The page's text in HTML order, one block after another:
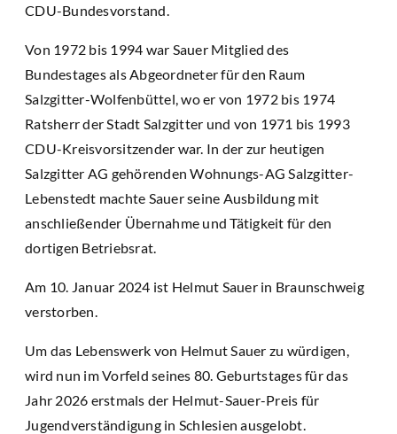
CDU-Bundesvorstand.
Von 1972 bis 1994 war Sauer Mitglied des
Bundestages als Abgeordneter für den Raum
Salzgitter-Wolfenbüttel, wo er von 1972 bis 1974
Ratsherr der Stadt Salzgitter und von 1971 bis 1993
CDU-Kreisvorsitzender war. In der zur heutigen
Salzgitter AG gehörenden Wohnungs-AG Salzgitter-
Lebenstedt machte Sauer seine Ausbildung mit
anschließender Übernahme und Tätigkeit für den
dortigen Betriebsrat.
Am 10. Januar 2024 ist Helmut Sauer in Braunschweig
verstorben.
Um das Lebenswerk von Helmut Sauer zu würdigen,
wird nun im Vorfeld seines 80. Geburtstages für das
Jahr 2026 erstmals der Helmut-Sauer-Preis für
Jugendverständigung in Schlesien ausgelobt.